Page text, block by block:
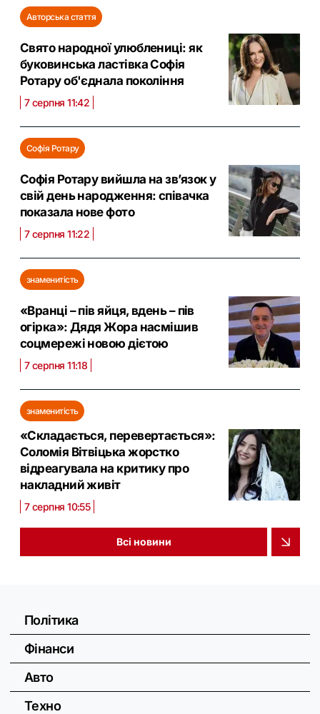
Авторська стаття
Свято народної улюблениці: як
буковинська ластівка Софія
Ротару об'єднала покоління
7 серпня 11:42
Софія Ротару
Софія Ротару вийшла на зв’язок у
свій день народження: співачка
показала нове фото
7 серпня 11:22
знаменитість
«Вранці – пів яйця, вдень – пів
огірка»: Дядя Жора насмішив
соцмережі новою дієтою
7 серпня 11:18
знаменитість
«Складається, перевертається»:
Соломія Вітвіцька жорстко
відреагувала на критику про
накладний живіт
7 серпня 10:55
Всі новини
Політика
Фінанси
Авто
Техно